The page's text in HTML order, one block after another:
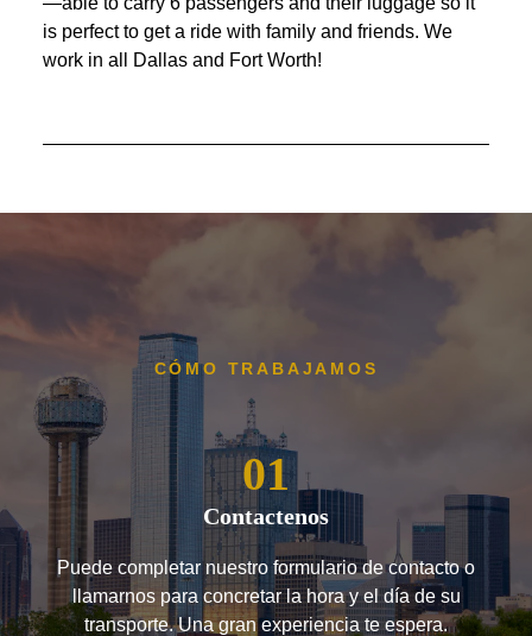
is perfect to get a ride with family and friends. We
work in all Dallas and Fort Worth!
CÓMO TRABAJAMOS
01
Contactenos
Puede completar nuestro formulario de contacto o
llamarnos para concretar la hora y el día de su
transporte. Una gran experiencia te espera.